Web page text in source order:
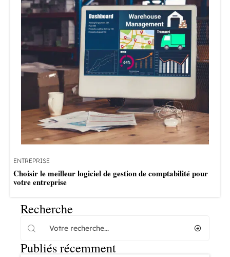
ENTREPRISE
Choisir le meilleur logiciel de gestion de comptabilité pour
votre entreprise
Recherche
Publiés récemment